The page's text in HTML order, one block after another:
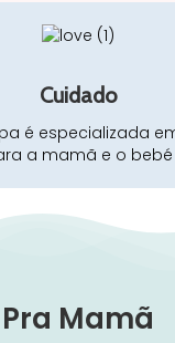
Cuidado
é especializada
a mamã e o bebé
Pra Mamã